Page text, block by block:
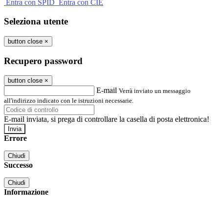
Entra con SPID Entra con CIE
Seleziona utente
button close ×
Recupero password
button close ×
E-mail Verrà inviato un messaggio
all'indirizzo indicato con le istruzioni necessarie.
E-mail inviata, si prega di controllare la casella di posta elettronica!
Errore
Chiudi
Successo
Chiudi
Informazione